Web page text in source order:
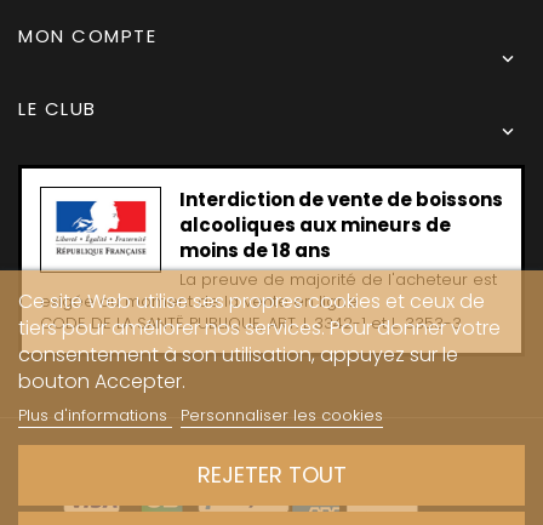
MON COMPTE

LE CLUB

Interdiction de vente de boissons
alcooliques aux mineurs de
moins de 18 ans
La preuve de majorité de l'acheteur est
exigée au moment de la vente en ligne
CODE DE LA SANTË PUBLIQUE, ART. L 3342-1 et L. 3353-3
Ce site Web utilise ses propres cookies et ceux de
tiers pour améliorer nos services. Pour donner votre
consentement à son utilisation, appuyez sur le
bouton Accepter.
Plus d'informations Personnaliser les cookies
REJETER TOUT